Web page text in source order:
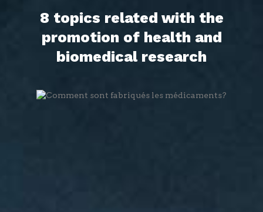
8 topics related with the
promotion of health and
biomedical research